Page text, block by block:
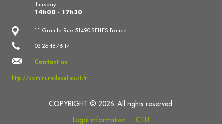
11 Grande Rue 51490 SELLES France
03 26 48 76 14
Contact us
http://communedeselles51.fr
thursday :
14h00 - 17h30
COPYRIGHT © 2026. All rights reserved.
Legal information
CTU